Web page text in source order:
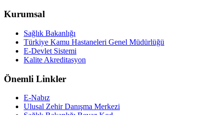
Kurumsal
Sağlık Bakanlığı
Türkiye Kamu Hastaneleri Genel Müdürlüğü
E-Devlet Sistemi
Kalite Akreditasyon
Önemli Linkler
E-Nabız
Ulusal Zehir Danışma Merkezi